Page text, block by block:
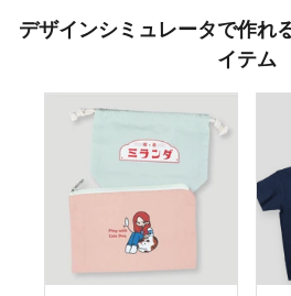
デザインシミュレータで作れ
イテム